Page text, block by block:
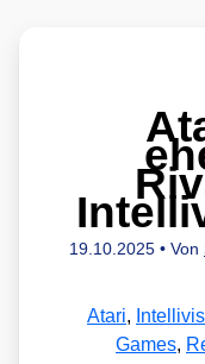
19.10.2025 • Von
Atari,
Games,